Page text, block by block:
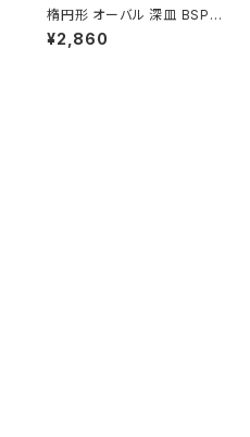
楕円形 オーバル 深皿 BSP10
4
¥2,860